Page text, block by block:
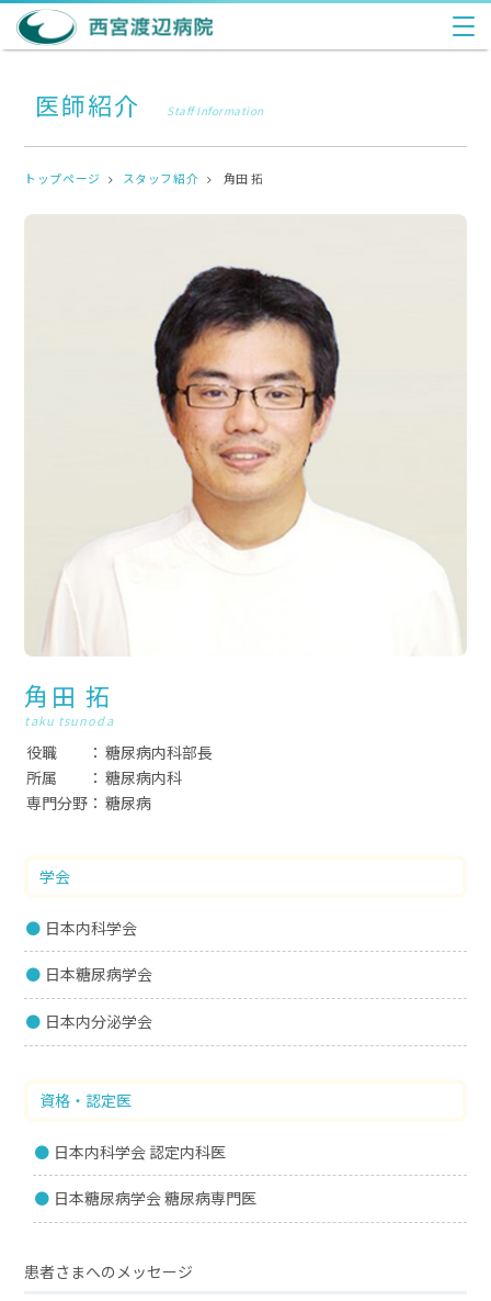
医師紹介 Staff Information
トップページ スタッフ紹介 角田 拓
角田 拓
taku tsunoda
役職
糖尿病内科部長
所属
糖尿病内科
専門分野
糖尿病
学会
日本内科学会
日本糖尿病学会
日本内分泌学会
資格・認定医
日本内科学会 認定内科医
日本糖尿病学会 糖尿病専門医
患者さまへのメッセージ